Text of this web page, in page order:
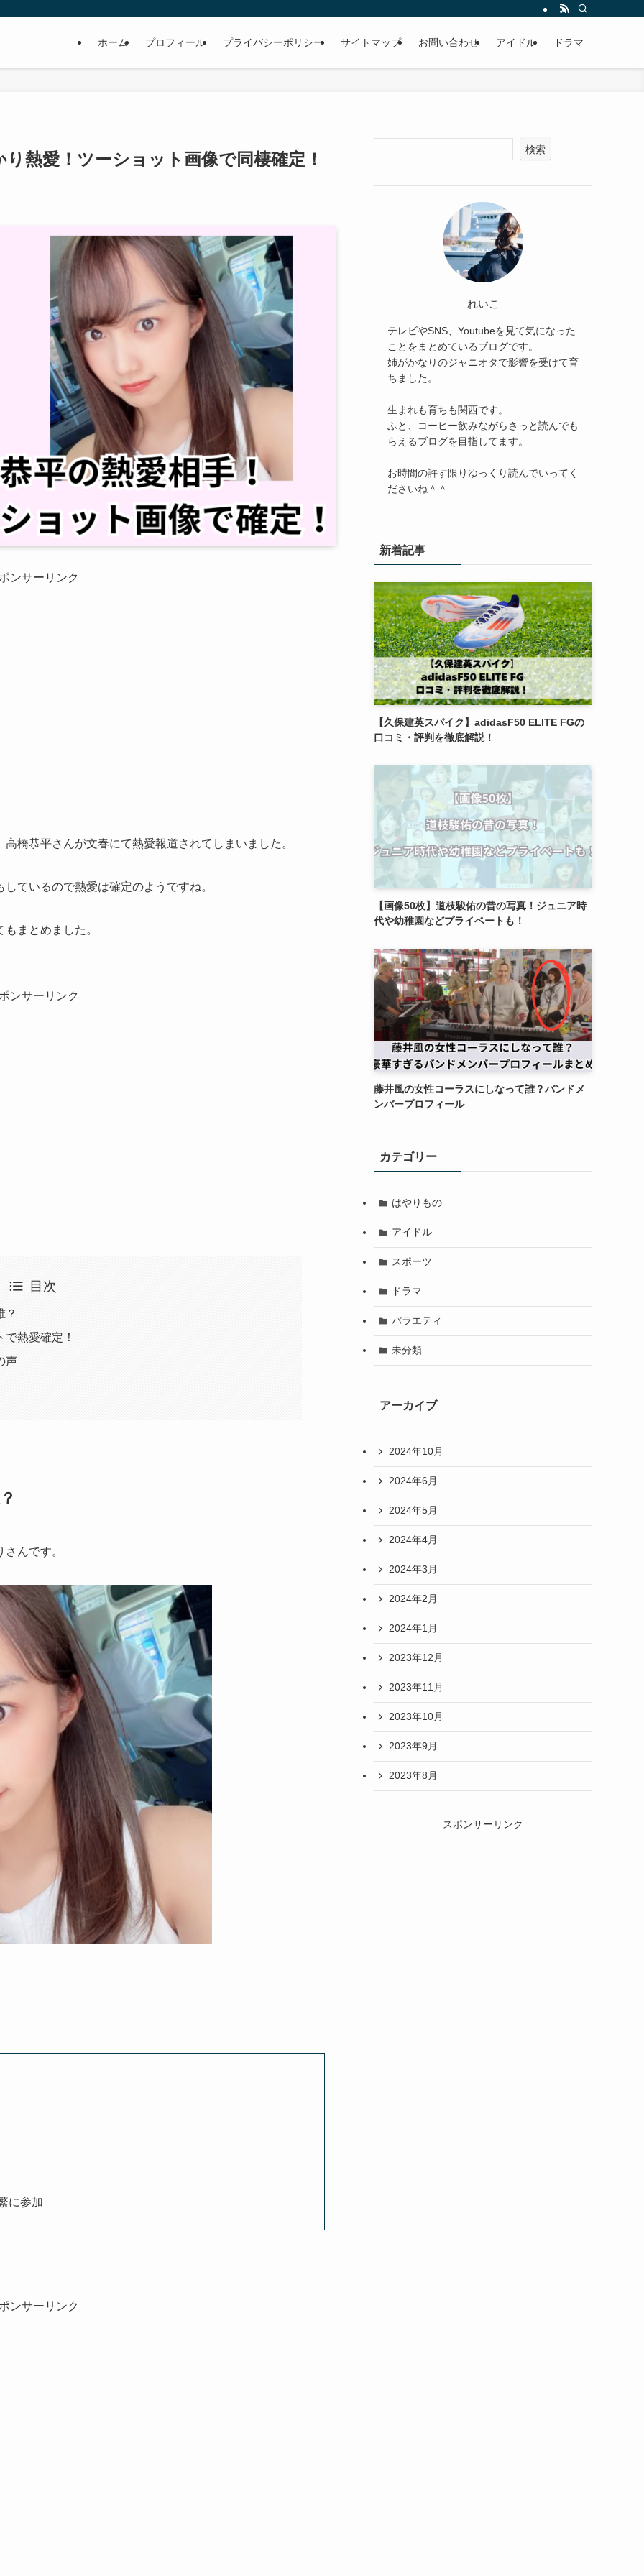
ホーム プロフィール プライバシーポリシー サイトマップ お問い合わせ アイドル ドラマ
熱愛！ツーショット画像で同棲確定！
ンサーリンク
橋恭平さんが文春にて熱愛報道されてしまいました。
ているので熱愛は確定のようですね。
まとめました。
ンサーリンク
目次
？
熱愛確定！
声
んです。
に参加
ンサーリンク
検索
れいこ
テレビやSNS、Youtubeを見て気になった
ことをまとめているブログです。
姉がかなりのジャニオタで影響を受けて育
ちました。
生まれも育ちも関西です。
ふと、コーヒー飲みながらさっと読んでも
らえるブログを目指してます。
お時間の許す限りゆっくり読んでいってく
ださいね＾＾
新着記事
【久保建英スパイク】adidasF50 ELITE FGの
口コミ・評判を徹底解説！
【画像50枚】道枝駿佑の昔の写真！ジュニア時
代や幼稚園などプライベートも！
藤井風の女性コーラスにしなって誰？バンドメ
ンバープロフィール
カテゴリー
はやりもの
アイドル
スポーツ
ドラマ
バラエティ
未分類
アーカイブ
2024年10月
2024年6月
2024年5月
2024年4月
2024年3月
2024年2月
2024年1月
2023年12月
2023年11月
2023年10月
2023年9月
2023年8月
スポンサーリンク